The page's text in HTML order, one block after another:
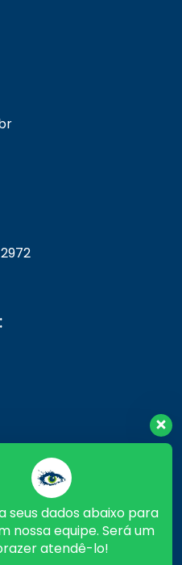
seus dados abaixo para
nossa equipe. Será um
atendê-lo!